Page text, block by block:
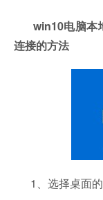
win10电脑本
连接的方法
1、选择桌面的